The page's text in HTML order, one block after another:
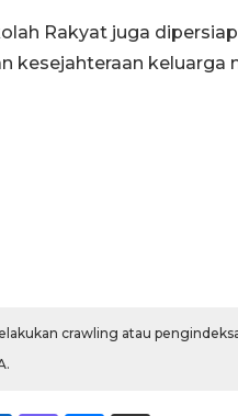
Rakyat juga
kesejahteraan keluarga
crawling atau